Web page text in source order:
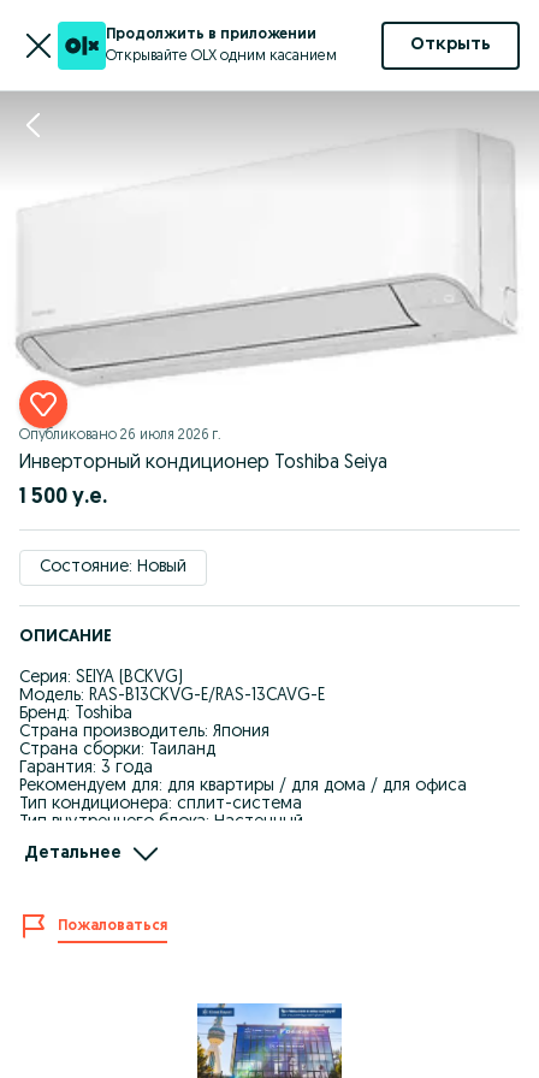
Продолжить в приложении
Открывайте OLX одним касанием
Открыть
Опубликовано 26 июля 2026 г.
Инверторный кондиционер Toshiba Seiya
1 500 у.е.
Состояние: Новый
ОПИСАНИЕ
Серия: SEIYA (BCKVG)
Модель: RAS-B13CKVG-E/RAS-13CAVG-E
Бренд: Toshiba
Страна производитель: Япония
Страна сборки: Таиланд
Гарантия: 3 года
Рекомендуем для: для квартиры / для дома / для офиса
Тип кондиционера: сплит-система
Тип внутреннего блока: Настенный
Площадь: 35 м2
Мощность охлаждения: 3.3 кВт (11 300 BTU/h)
Мощность обогрева: 3.6 кВт (12 300 BTU/h)
Минимальный уровень шума: 20 дБ
Электропитание: 220/50/1 В/Гц/Ф
Потребляемая мощность на охлаждение: 0.92 кВт
Потребляемая мощность на обогрев: 1.1 кВт
Детальнее
Пожаловаться